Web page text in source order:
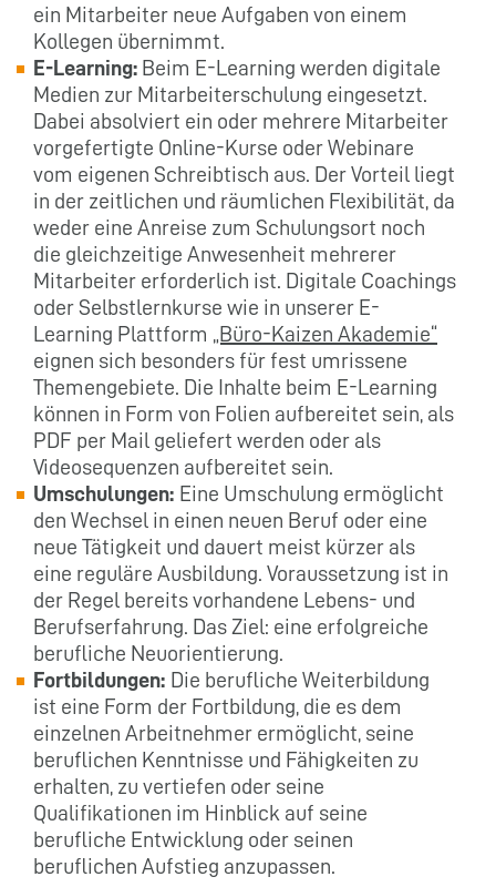
ein Mitarbeiter neue Aufgaben von einem
Kollegen übernimmt.
E-Learning: Beim E-Learning werden digitale
Medien zur Mitarbeiterschulung eingesetzt.
Dabei absolviert ein oder mehrere Mitarbeiter
vorgefertigte Online-Kurse oder Webinare
vom eigenen Schreibtisch aus. Der Vorteil liegt
in der zeitlichen und räumlichen Flexibilität, da
weder eine Anreise zum Schulungsort noch
die gleichzeitige Anwesenheit mehrerer
Mitarbeiter erforderlich ist. Digitale Coachings
oder Selbstlernkurse wie in unserer E-
Learning Plattform
„Büro-Kaizen Akademie“
eignen sich besonders für fest umrissene
Themengebiete. Die Inhalte beim E-Learning
können in Form von Folien aufbereitet sein, als
PDF per Mail geliefert werden oder als
Videosequenzen aufbereitet sein.
Umschulungen: Eine Umschulung ermöglicht
den Wechsel in einen neuen Beruf oder eine
neue Tätigkeit und dauert meist kürzer als
eine reguläre Ausbildung. Voraussetzung ist in
der Regel bereits vorhandene Lebens- und
Berufserfahrung. Das Ziel: eine erfolgreiche
berufliche Neuorientierung.
Fortbildungen: Die berufliche Weiterbildung
ist eine Form der Fortbildung, die es dem
einzelnen Arbeitnehmer ermöglicht, seine
beruflichen Kenntnisse und Fähigkeiten zu
erhalten, zu vertiefen oder seine
Qualifikationen im Hinblick auf seine
berufliche Entwicklung oder seinen
beruflichen Aufstieg anzupassen.